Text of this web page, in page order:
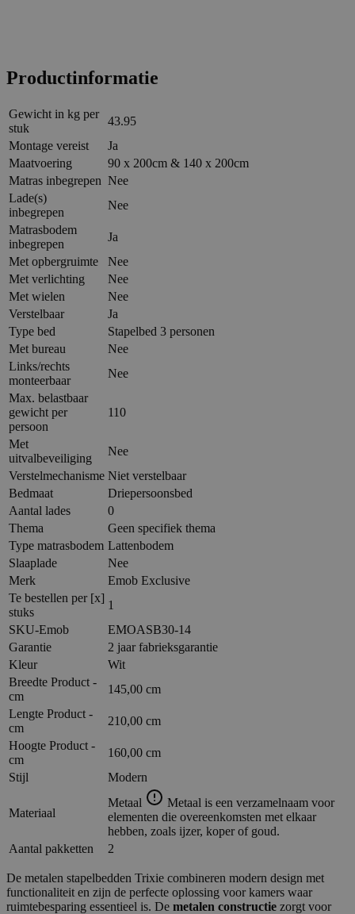
Productinformatie
Gewicht in kg per
stuk
43.95
Montage vereist
Ja
Maatvoering
90 x 200cm & 140 x 200cm
Matras inbegrepen Nee
Lade(s)
inbegrepen
Nee
Matrasbodem
inbegrepen
Ja
Met opbergruimte
Nee
Met verlichting
Nee
Met wielen
Nee
Verstelbaar
Ja
Type bed
Stapelbed 3 personen
Met bureau
Nee
Links/rechts
monteerbaar
Nee
Max. belastbaar
gewicht per
persoon
110
Met
uitvalbeveiliging
Nee
Verstelmechanisme Niet verstelbaar
Bedmaat
Driepersoonsbed
Aantal lades
0
Thema
Geen specifiek thema
Type matrasbodem Lattenbodem
Slaaplade
Nee
Merk
Emob Exclusive
Te bestellen per [x]
stuks
1
SKU-Emob
EMOASB30-14
Garantie
2 jaar fabrieksgarantie
Kleur
Wit
Breedte Product -
cm
145,00 cm
Lengte Product -
cm
210,00 cm
Hoogte Product -
cm
160,00 cm
Stijl
Modern
Materiaal
Metaal
Metaal is een verzamelnaam voor
elementen die overeenkomsten met elkaar
hebben, zoals ijzer, koper of goud.
Aantal pakketten
2
De metalen stapelbedden Trixie combineren modern design met
functionaliteit en zijn de perfecte oplossing voor kamers waar
ruimtebesparing essentieel is. De metalen constructie zorgt voor